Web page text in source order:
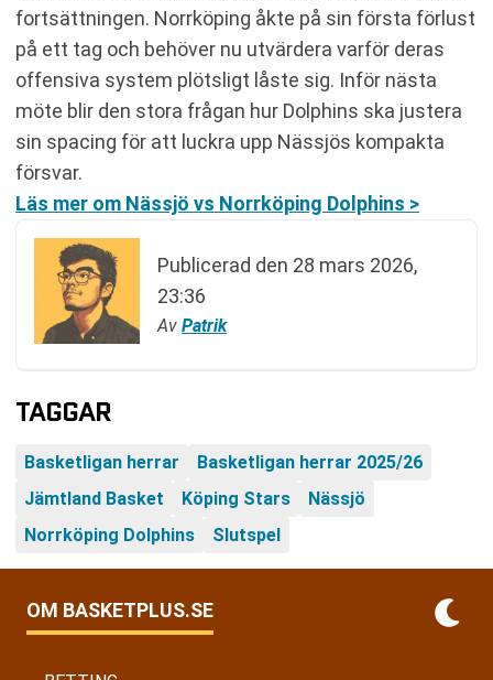
fortsättningen. Norrköping åkte på sin första förlust
på ett tag och behöver nu utvärdera varför deras
offensiva system plötsligt låste sig. Inför nästa
möte blir den stora frågan hur Dolphins ska justera
sin spacing för att luckra upp Nässjös kompakta
försvar.
Läs mer om Nässjö vs Norrköping Dolphins >
Publicerad den 28 mars 2026,
23:36
Av Patrik
TAGGAR
Basketligan herrar
Basketligan herrar 2025/26
Jämtland Basket
Köping Stars
Nässjö
Norrköping Dolphins
Slutspel
OM BASKETPLUS.SE